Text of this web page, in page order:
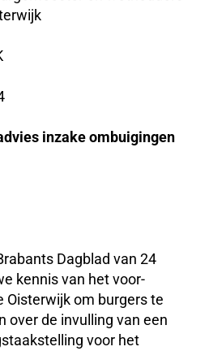
inzake ombuigingen
Dagblad van 24
kennis van het voor-
Oisterwijk om burgers te
over de invulling van een
voor het